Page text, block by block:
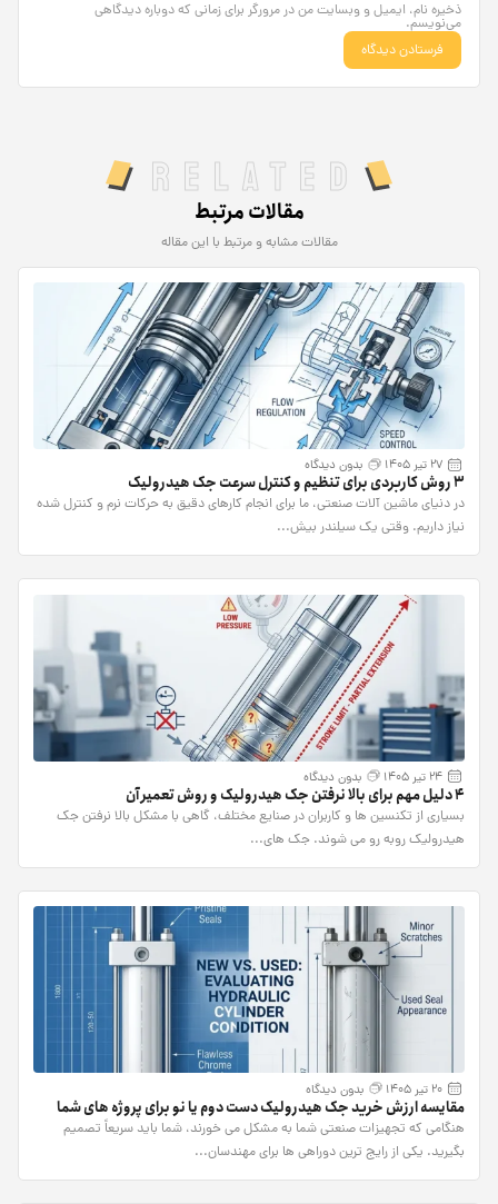
ذخیره نام، ایمیل و وبسایت من در مرورگر برای زمانی که دوباره دیدگاهی
می‌نویسم.
Related
مقالات مرتبط
مقالات مشابه و مرتبط با این مقاله
27 تیر 1405 بدون دیدگاه
۳ روش کاربردی برای تنظیم و کنترل سرعت جک هیدرولیک
در دنیای ماشین آلات صنعتی، ما برای انجام کارهای دقیق به حرکات نرم و کنترل شده
نیاز داریم. وقتی یک سیلندر بیش...
24 تیر 1405 بدون دیدگاه
4 دلیل مهم برای بالا نرفتن جک هیدرولیک و روش تعمیر آن
بسیاری از تکنسین ها و کاربران در صنایع مختلف، گاهی با مشکل بالا نرفتن جک
هیدرولیک روبه رو می شوند. جک های...
20 تیر 1405 بدون دیدگاه
مقایسه ارزش خرید جک هیدرولیک دست دوم یا نو برای پروژه های شما
هنگامی که تجهیزات صنعتی شما به مشکل می خورند، شما باید سریعاً تصمیم
بگیرید. یکی از رایج ترین دوراهی ها برای مهندسان...